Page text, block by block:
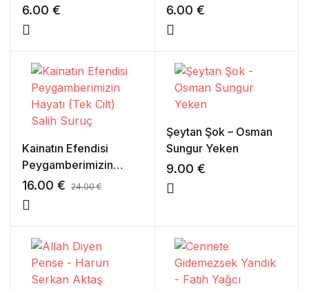
6.00 € 6.00 €
Kainatın Efendisi
Peygamberimizin
Hayatı (Tek Cilt) Salih
Suruç
16.00 € 24.00€
Şeytan Şok – Osman
Sungur Yeken
9.00 €